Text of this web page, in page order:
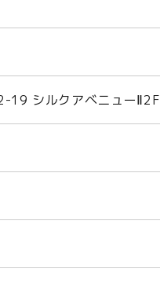
19 シルクアベニューⅡ2F